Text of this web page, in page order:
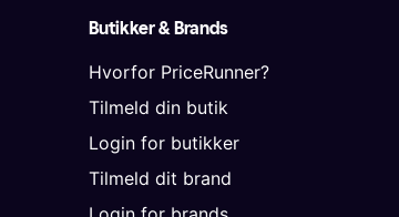
Butikker & Brands
Hvorfor PriceRunner?
Tilmeld din butik
Login for butikker
Tilmeld dit brand